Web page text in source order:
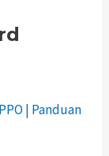
| Panduan